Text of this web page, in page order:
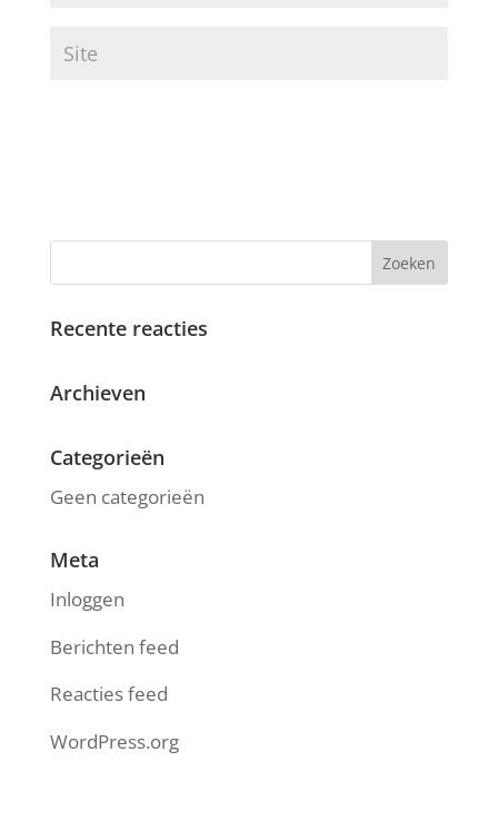
Recente reacties
Archieven
Categorieën
Geen categorieën
Meta
Inloggen
Berichten feed
Reacties feed
WordPress.org